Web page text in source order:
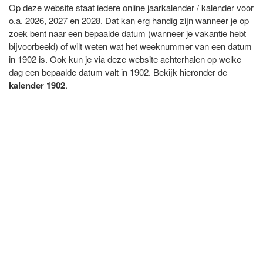
Op deze website staat iedere online jaarkalender / kalender voor
o.a. 2026, 2027 en 2028. Dat kan erg handig zijn wanneer je op
zoek bent naar een bepaalde datum (wanneer je vakantie hebt
bijvoorbeeld) of wilt weten wat het weeknummer van een datum
in 1902 is. Ook kun je via deze website achterhalen op welke
dag een bepaalde datum valt in 1902. Bekijk hieronder de
kalender 1902.